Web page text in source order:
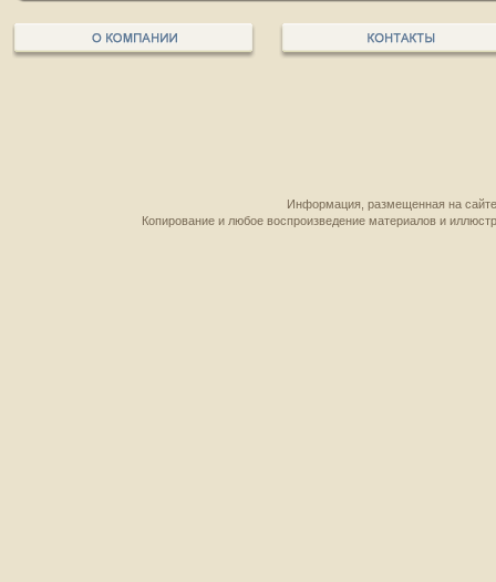
Информация, размещенная на
Копирование и любое воспроизведение материалов и